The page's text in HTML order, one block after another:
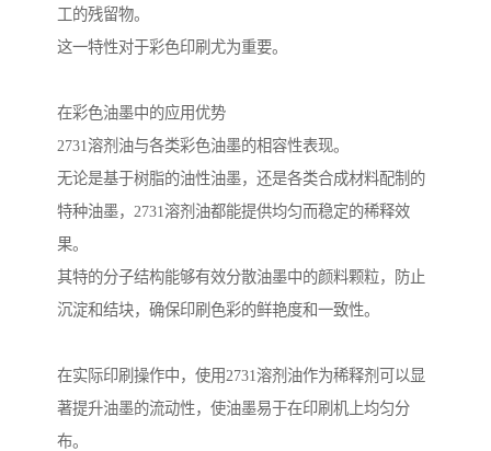
工的残留物。
这一特性对于彩色印刷尤为重要。
在彩色油墨中的应用优势
2731溶剂油与各类彩色油墨的相容性表现。
无论是基于树脂的油性油墨，还是各类合成材料配制的
特种油墨，2731溶剂油都能提供均匀而稳定的稀释效
果。
其特的分子结构能够有效分散油墨中的颜料颗粒，防止
沉淀和结块，确保印刷色彩的鲜艳度和一致性。
在实际印刷操作中，使用2731溶剂油作为稀释剂可以显
著提升油墨的流动性，使油墨易于在印刷机上均匀分
布。